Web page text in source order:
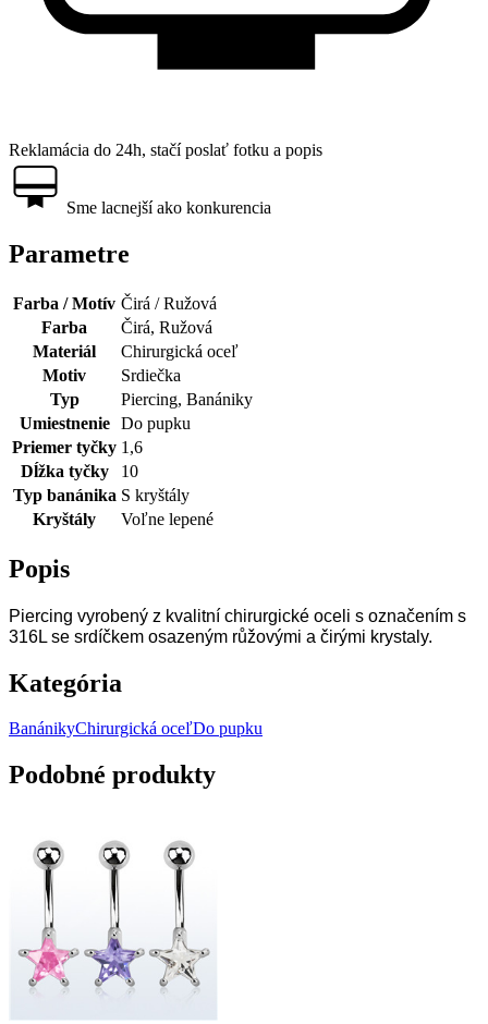
Reklamácia do 24h, stačí poslať fotku a popis
Sme lacnejší ako konkurencia
Parametre
Farba / Motív Čirá / Ružová
Farba
Čirá, Ružová
Materiál
Chirurgická oceľ
Motiv
Srdiečka
Typ
Piercing, Banániky
Umiestnenie
Do pupku
Priemer tyčky 1,6
Dĺžka tyčky
10
Typ banánika S kryštály
Kryštály
Voľne lepené
Popis
Piercing vyrobený z kvalitní chirurgické oceli s označením s
316L se srdíčkem osazeným růžovými a čirými krystaly.
Kategória
BanánikyChirurgická oceľDo pupku
Podobné produkty